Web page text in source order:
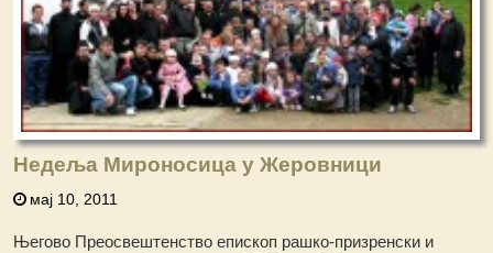
Недеља Мироносица у Жеровници
мај 10, 2011
Његово Преосвештенство епископ рашко-призренски и